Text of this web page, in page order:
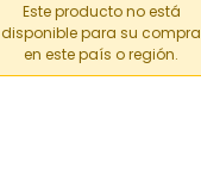
Este producto no está
disponible para su compra
en este país o región.